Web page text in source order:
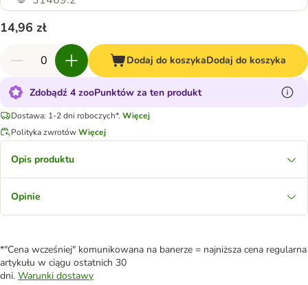
14,96 zł
Dodaj do koszykaDodaj do koszyka
Zdobądź 4 zooPunktów za ten produkt
Dostawa: 1-2 dni roboczych*. Więcej
Polityka zwrotówWięcej
Opis produktu
Opinie
*"Cena wcześniej" komunikowana na banerze = najniższa cena regularna
artykułu w ciągu ostatnich 30
dni. Warunki dostawy